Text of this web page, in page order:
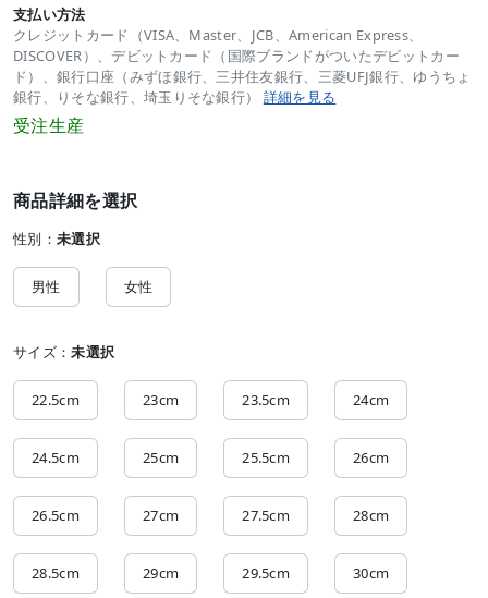
支払い方法
クレジットカード（VISA、Master、JCB、American Express、
DISCOVER）、デビットカード（国際ブランドがついたデビットカー
ド）、銀行口座（みずほ銀行、三井住友銀行、三菱UFJ銀行、ゆうちょ
銀行、りそな銀行、埼玉りそな銀行） 詳細を見る
受注生産
商品詳細を選択
性別： 未選択
男性 女性
サイズ：未選択
22.5cm 23cm 23.5cm 24cm
24.5cm 25cm 25.5cm 26cm
26.5cm 27cm 27.5cm 28cm
28.5cm 29cm 29.5cm 30cm